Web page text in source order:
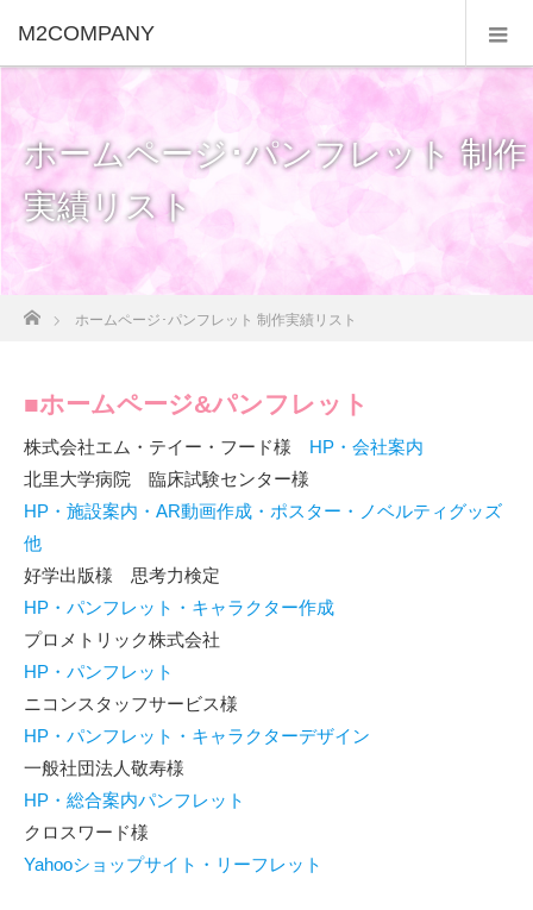
M2COMPANY
ホームページ･パンフレット 制作
実績リスト
ホームページ･パンフレット 制作実績リスト
■ホームページ&パンフレット
株式会社エム・テイー・フード様 HP・会社案内
北里大学病院 臨床試験センター様
HP・施設案内・AR動画作成・ポスター・ノベルティグッズ
他
好学出版様 思考力検定
HP・パンフレット・キャラクター作成
プロメトリック株式会社
HP・パンフレット
ニコンスタッフサービス様
HP・パンフレット・キャラクターデザイン
一般社団法人敬寿様
HP・総合案内パンフレット
クロスワード様
Yahooショップサイト・リーフレット